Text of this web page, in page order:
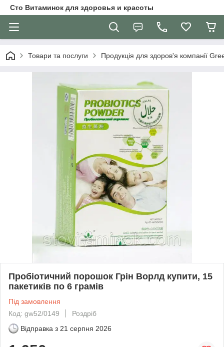
Сто Витаминок для здоровья и красоты
Товари та послуги Продукція для здоров'я компанії
Пробіотичний порошок Грін Ворлд купити, 15
пакетиків по 6 грамів
Під замовлення
Код: gw52/0149
Роздріб
Відправка з 21 серпня 2026